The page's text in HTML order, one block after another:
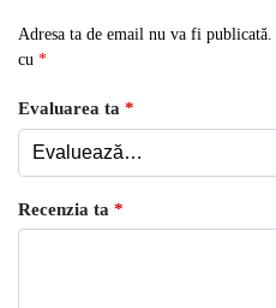
Adresa ta de email nu va fi publicată.
cu *
Evaluarea ta *
Recenzia ta *